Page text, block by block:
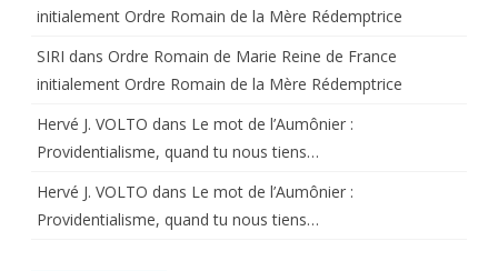
initialement Ordre Romain de la Mère Rédemptrice
SIRI dans Ordre Romain de Marie Reine de France
initialement Ordre Romain de la Mère Rédemptrice
Hervé J. VOLTO dans Le mot de l’Aumônier :
Providentialisme, quand tu nous tiens…
Hervé J. VOLTO dans Le mot de l’Aumônier :
Providentialisme, quand tu nous tiens…